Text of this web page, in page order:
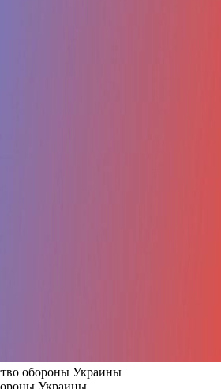
обороны Украины
Украины